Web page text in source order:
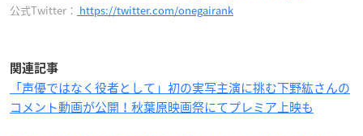
公式Twitter： https://twitter.com/onegairank
関連記事
「声優ではなく役者として」初の実写主演に挑む下野紘さんの
コメント動画が公開！秋葉原映画祭にてプレミア上映も